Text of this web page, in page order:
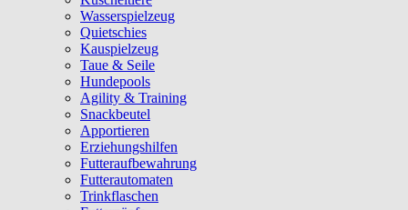
Wasserspielzeug
Quietschies
Kauspielzeug
Taue & Seile
Hundepools
Agility & Training
Snackbeutel
Apportieren
Erziehungshilfen
Futteraufbewahrung
Futterautomaten
Trinkflaschen